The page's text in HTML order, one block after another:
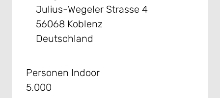
Julius-Wegeler Strasse 4
56068 Koblenz
Deutschland
Personen Indoor
5.000